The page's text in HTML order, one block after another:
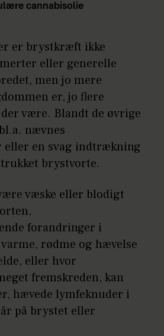
cannabisolie
er brystkræft ikke
eller generelle
men jo mere
er, jo flere
være. Blandt de øvrige
nævnes
eller en svag indtrækning
brystvorte.
væske eller blodigt
forandringer i
rødme og hævelse
eller hvor
fremskreden, kan
hævede lymfeknuder i
på brystet eller